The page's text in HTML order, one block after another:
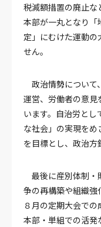
税減額措置の廃止な
本部が一丸となり
定」にむけた運動
せん。
政治情勢について
運営、労働者の意見
います。自治労と
な社会」の実現を
を目標とし、政治方
最後に産別体制・
争の再構築や組織強
８月の定期大会で
本部・単組での活発